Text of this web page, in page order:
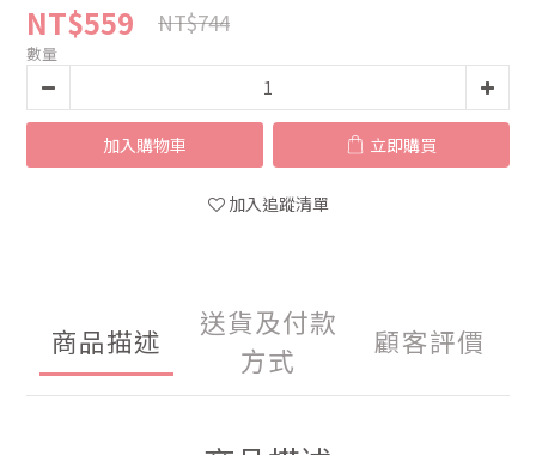
NT$559 NT$744
數量
加入購物車 立即購買
加入追蹤清單
商品描述
送貨及付款
方式
顧客評價